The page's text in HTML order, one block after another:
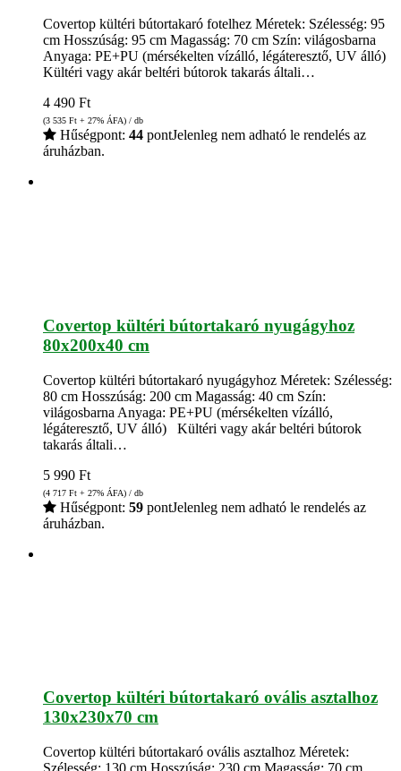
Covertop kültéri bútortakaró fotelhez Méretek: Szélesség: 95
cm Hosszúság: 95 cm Magasság: 70 cm Szín: világosbarna
Anyaga: PE+PU (mérsékelten vízálló, légáteresztő, UV álló)
Kültéri vagy akár beltéri bútorok takarás általi…
4 490 Ft
(3 535 Ft + 27% ÁFA) / db
Hűségpont: 44 pontJelenleg nem adható le rendelés az
áruházban.
Covertop kültéri bútortakaró nyugágyhoz
80x200x40 cm
Covertop kültéri bútortakaró nyugágyhoz Méretek: Szélesség:
80 cm Hosszúság: 200 cm Magasság: 40 cm Szín:
világosbarna Anyaga: PE+PU (mérsékelten vízálló,
légáteresztő, UV álló) Kültéri vagy akár beltéri bútorok
takarás általi…
5 990 Ft
(4 717 Ft + 27% ÁFA) / db
Hűségpont: 59 pontJelenleg nem adható le rendelés az
áruházban.
Covertop kültéri bútortakaró ovális asztalhoz
130x230x70 cm
Covertop kültéri bútortakaró ovális asztalhoz Méretek:
Szélesség: 130 cm Hosszúság: 230 cm Magasság: 70 cm